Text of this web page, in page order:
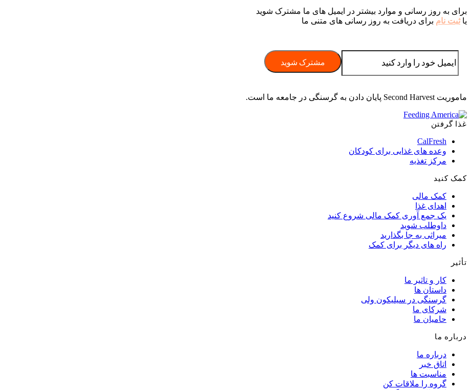
برای به روز رسانی و موارد بیشتر در ایمیل های ما مشترک شوید
یاثبت نام برای دریافت به روز رسانی های متنی ما
ماموریت Second Harvest پایان دادن به گرسنگی در جامعه ما است.
غذا گرفتن
CalFresh
وعده های غذایی برای کودکان
مرکز تغذیه
کمک کنید
کمک مالی
اهدای غذا
یک جمع آوری کمک مالی شروع کنید
داوطلب شوید
میراثی به جا بگذارید
راه های دیگر برای کمک
تأثیر
کار و تاثیر ما
داستان ها
گرسنگی در سیلیکون ولی
شرکای ما
حامیان ما
درباره ما
درباره ما
اتاق خبر
مناسبت ها
گروه را ملاقات کن